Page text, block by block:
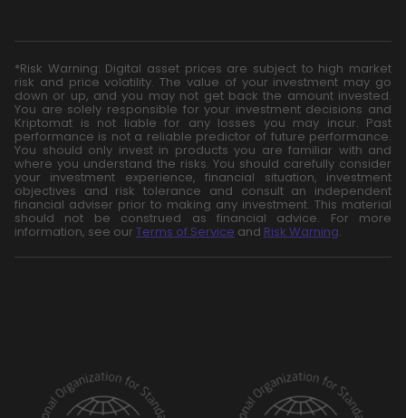
*Risk Warning: Digital asset prices are subject to high market
risk and price volatility. The value of your investment may go
down or up, and you may not get back the amount invested.
You are solely responsible for your investment decisions and
Kriptomat is not liable for any losses you may incur. Past
performance is not a reliable predictor of future performance.
You should only invest in products you are familiar with and
where you understand the risks. You should carefully consider
your investment experience, financial situation, investment
objectives and risk tolerance and consult an independent
financial adviser prior to making any investment. This material
should not be construed as financial advice. For more
information, see our Terms of Service and Risk Warning.